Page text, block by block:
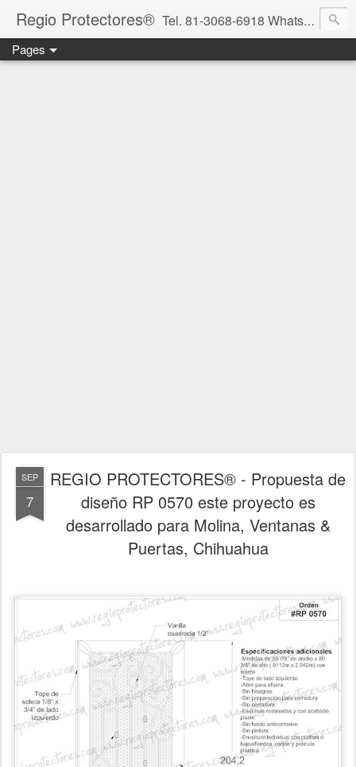
Regio Protectores® Tel. 81-3068-6918 WhatsApp 81-2636-2823 / 33-1145-3780 cotizacionregioprotectores@gmail.com / regioprotectores@gmail.com https://www.facebook.com/RegioProtectores/
Pages
SEP
7
REGIO PROTECTORES® - Propuesta de
diseño RP 0570 este proyecto es
desarrollado para Molina, Ventanas &
Puertas, Chihuahua